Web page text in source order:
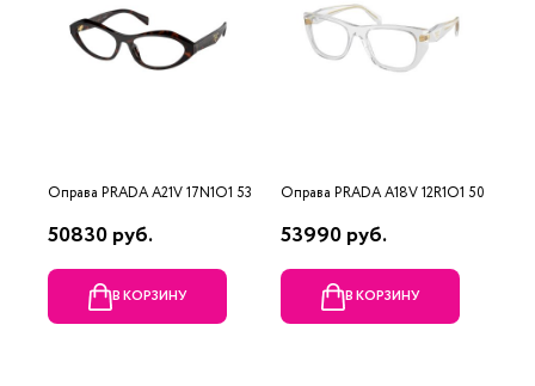
Оправа PRADA A21V 17N1O1 53
50830 руб.
В КОРЗИНУ
Оправа PRADA A18V 12R1O1 50
53990 руб.
В КОРЗИНУ